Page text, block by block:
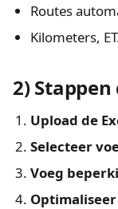
Routes
Kilometers,
2)
Upload de
Selecteer
Voeg